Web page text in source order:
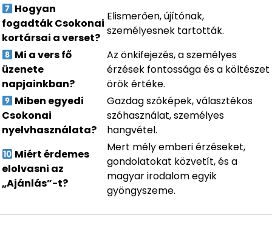
Hogyan
fogadták Csokonai
kortársai a verset?
Elismerően, újítónak,
személyesnek tartották.
Mi a vers fő
üzenete
napjainkban?
Az önkifejezés, a személyes
érzések fontossága és a költészet
örök értéke.
Miben egyedi
Csokonai
nyelvhasználata?
Gazdag szóképek, választékos
szóhasználat, személyes
hangvétel.
Miért érdemes
elolvasni az
„Ajánlás”-t?
Mert mély emberi érzéseket,
gondolatokat közvetít, és a
magyar irodalom egyik
gyöngyszeme.